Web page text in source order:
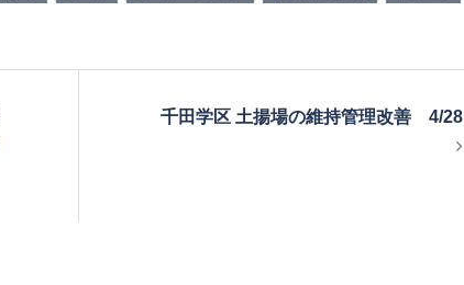
千田学区 土揚場の維持管理改善 4/28